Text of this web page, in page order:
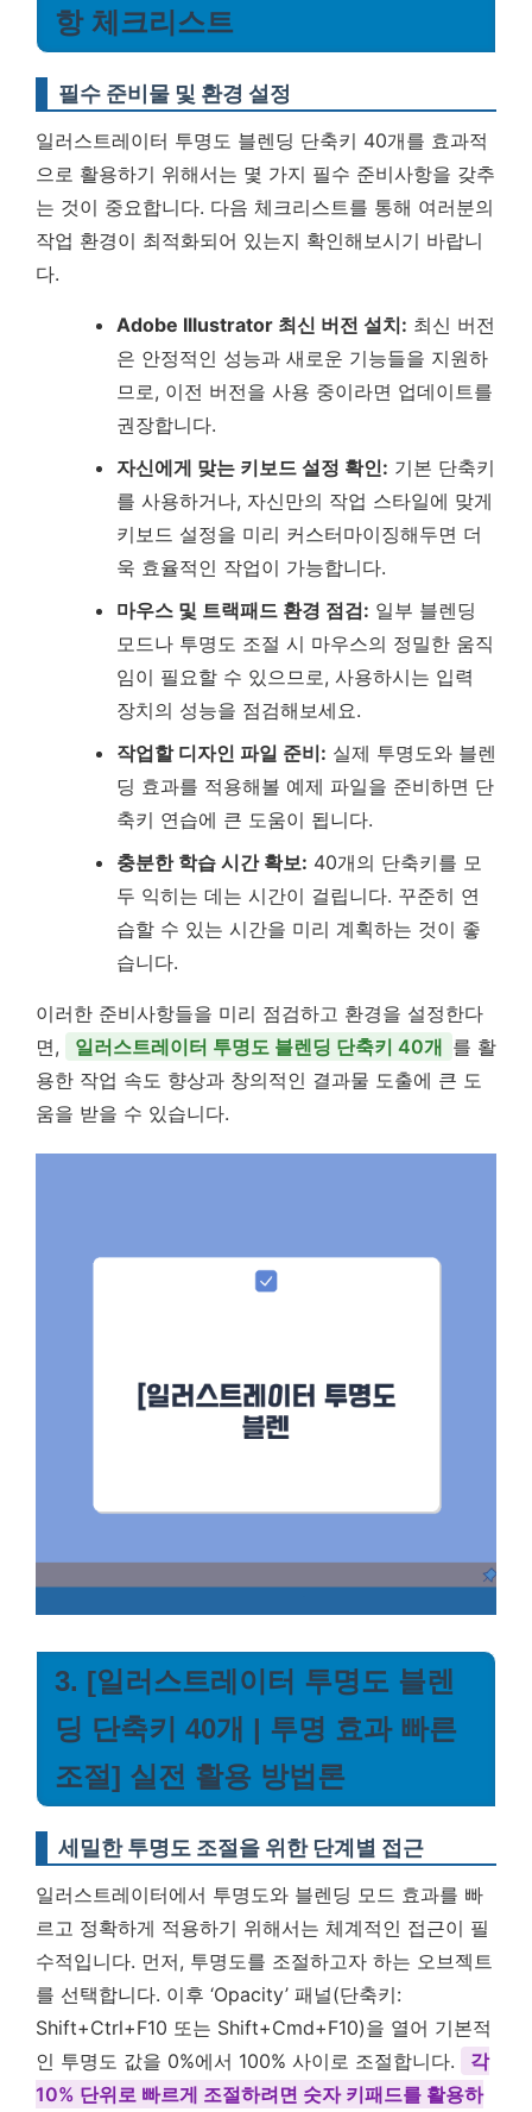
항 체크리스트
필수 준비물 및 환경 설정
일러스트레이터 투명도 블렌딩 단축키 40개를 효과적
으로 활용하기 위해서는 몇 가지 필수 준비사항을 갖추
는 것이 중요합니다. 다음 체크리스트를 통해 여러분의
작업 환경이 최적화되어 있는지 확인해보시기 바랍니
다.
Adobe Illustrator 최신 버전 설치: 최신 버전
은 안정적인 성능과 새로운 기능들을 지원하
므로, 이전 버전을 사용 중이라면 업데이트를
권장합니다.
자신에게 맞는 키보드 설정 확인: 기본 단축키
를 사용하거나, 자신만의 작업 스타일에 맞게
키보드 설정을 미리 커스터마이징해두면 더
욱 효율적인 작업이 가능합니다.
마우스 및 트랙패드 환경 점검: 일부 블렌딩
모드나 투명도 조절 시 마우스의 정밀한 움직
임이 필요할 수 있으므로, 사용하시는 입력
장치의 성능을 점검해보세요.
작업할 디자인 파일 준비: 실제 투명도와 블렌
딩 효과를 적용해볼 예제 파일을 준비하면 단
축키 연습에 큰 도움이 됩니다.
충분한 학습 시간 확보: 40개의 단축키를 모
두 익히는 데는 시간이 걸립니다. 꾸준히 연
습할 수 있는 시간을 미리 계획하는 것이 좋
습니다.
이러한 준비사항들을 미리 점검하고 환경을 설정한다
면,
일러스트레이터 투명도 블렌딩 단축키 40개 를 활
용한 작업 속도 향상과 창의적인 결과물 도출에 큰 도
움을 받을 수 있습니다.
3. [일러스트레이터 투명도 블렌
딩 단축키 40개 | 투명 효과 빠른
조절] 실전 활용 방법론
세밀한 투명도 조절을 위한 단계별 접근
일러스트레이터에서 투명도와 블렌딩 모드 효과를 빠
르고 정확하게 적용하기 위해서는 체계적인 접근이 필
수적입니다. 먼저, 투명도를 조절하고자 하는 오브젝트
를 선택합니다. 이후 ‘Opacity’ 패널(단축키:
Shift+Ctrl+F10 또는 Shift+Cmd+F10)을 열어 기본적
인 투명도 값을 0%에서 100% 사이로 조절합니다.
각
10% 단위로 빠르게 조절하려면 숫자 키패드를 활용하